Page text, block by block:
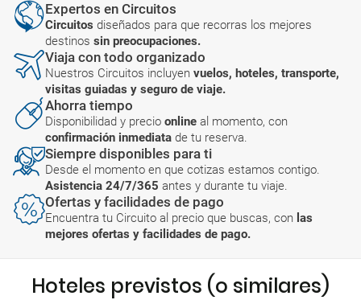
Expertos en Circuitos
Circuitos diseñados para que recorras los mejores
destinos sin preocupaciones.
Viaja con todo organizado
Nuestros Circuitos incluyen vuelos, hoteles, transporte,
visitas guiadas y seguro de viaje.
Ahorra tiempo
Disponibilidad y precio online al momento, con
confirmación inmediata de tu reserva.
Siempre disponibles para ti
Desde el momento en que cotizas estamos contigo.
Asistencia 24/7/365 antes y durante tu viaje.
Ofertas y facilidades de pago
Encuentra tu Circuito al precio que buscas, con las
mejores ofertas y facilidades de pago.
Hoteles previstos (o similares)